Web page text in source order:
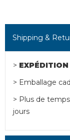
Shipping &
> EXPÉDITION
> Emballage
> Plus de
jours